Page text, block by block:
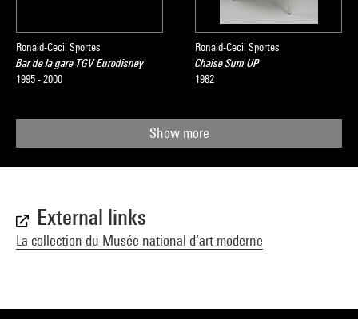
Ronald-Cecil Sportes
Bar de la gare TGV Eurodisney
1995 - 2000
Ronald-Cecil Sportes
Chaise Sum UP
1982
Show more
External links
La collection du Musée national d’art moderne